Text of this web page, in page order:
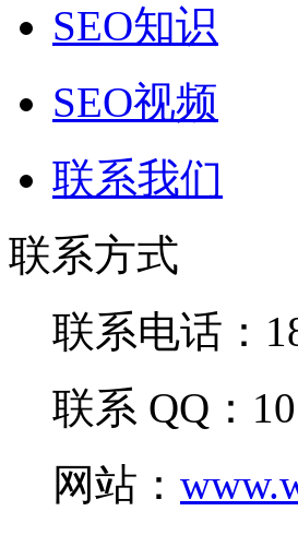
SEO知识
SEO视频
联系我们
联系方式
联系电话：
联系 QQ：
网站：